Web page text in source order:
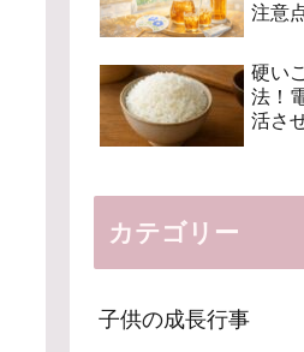
注意
硬い
法！
活さ
カテゴリー
子供の成長行事